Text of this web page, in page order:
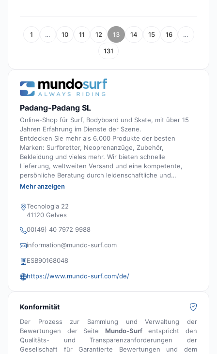
1 … 10 11 12 13 14 15 16 …
131
Padang-Padang SL
Online-Shop für Surf, Bodyboard und Skate, mit über 15
Jahren Erfahrung im Dienste der Szene.
Entdecken Sie mehr als 6.000 Produkte der besten
Marken: Surfbretter, Neoprenanzüge, Zubehör,
Bekleidung und vieles mehr. Wir bieten schnelle
Lieferung, weltweiten Versand und eine kompetente,
persönliche Beratung durch leidenschaftliche und
erfahrene Surfer.
Mehr anzeigen
Tecnologia 22
41120 Gelves
00(49) 40 7972 9988
information@mundo-surf.com
ESB90168048
https://www.mundo-surf.com/de/
Konformität
Der Prozess zur Sammlung und Verwaltung der
Bewertungen der Seite Mundo-Surfentspricht den
Qualitäts- und Transparenzanforderungen der
Gesellschaft für Garantierte Bewertungen und dem